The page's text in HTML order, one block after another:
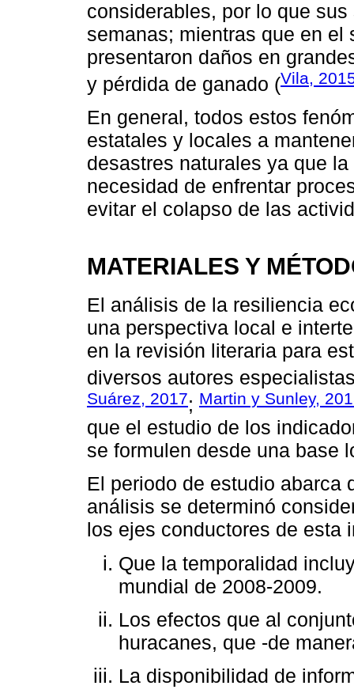
considerables, por lo que
semanas; mientras que en el
presentaron daños en
y pérdida de ganado (Vila,
En general, todos estos
estatales y locales a
desastres naturales ya que
necesidad de enfrentar
evitar el colapso de las
MATERIALES Y
El análisis de la resiliencia
una perspectiva local e
en la revisión literaria para
diversos autores
Suárez, 2017; Martin y Sunley,
que el estudio de los
se formulen desde una base
El periodo de estudio abarca
análisis se determinó
los ejes conductores de esta
Que la temporalidad
mundial de 2008-2009.
Los efectos que al
huracanes, que -de
La disponibilidad de